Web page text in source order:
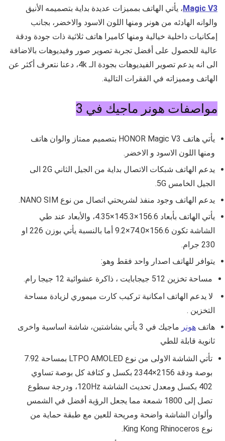
Magic V3، يأتي الهاتف بمميزات عديدة بداية بتصميمه الأنيق
والوانه الهادئه من هونر ومنها اللون الاسود والاخضر، بجانب
إمكانيات داخلية خيالية ومنها كاميرا هاتف ثلاثية ذات جودة ودقة
عالية للحصول على أفضل تجربة تصوير صور وفيديوهات بالاضافة
الى انه يدعم تصوير الفيديوهات بجودة الـ 4k، دعنا نتعرف أكثر عن
الهاتف ومميزاته في الفقرات التالية.
مواصفات هونر ماجيك في 3
يأتي هاتف HONOR Magic V3
بتصميم ممتاز والوان هاتف
ومنها اللون الاسود و الاخضر.
يدعم الهاتف شبكات الاتصال بداية من الجيل الثاني 2G الى
الجيل الخامس 5G.
يدعم الهاتف وجود منفذ لشريحتي اتصال من نوع NANO SIM.
يأتي الهاتف بأبعاد 156.6×145.3×4.35
، والأبعاد عند طي
الشاشة تكون 156.6×74.0×9.2 أما بالنسبة يأتي بوزن
226 او
230 جرام
.
يتوافر للهاتف اصدار واحد فقط وهو:
مساحة تخزين 512 جيجابايت ، ذاكرة عشوائية 12 جيجا رام.
لا يدعم الهاتف امكانية تركيب كارت ميموري لزيادة مساحة
التخزين .
هاتف هونر
ماجيك في 3 يأتي بشاشتين، شاشة اساسية واخرى
ثانوية قابلة للطي
تأتي الشاشة الاولى من نوع LTPO AMOLED بمساحة 7.92
بوصة ودقة 2156×2344
بكسل و كثافة كل بوصة تساوي
402 بكسل ومعدل تحديث الشاشة 120Hz، ودرجة سطوع
تصل إلى 1800 شمعة مما يجعل الرؤية أفضل في الشمس
وألوان الشاشة واضحة ومريحة للعين مع طبقة حماية من
نوع King Kong Rhinoceros.